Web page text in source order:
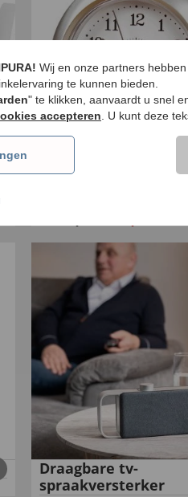
Draagbare tv-
spraakversterker
Wij en onze partners
te kunnen bieden.
" te klikken, aanvaardt u snel
accepteren . U kunt deze